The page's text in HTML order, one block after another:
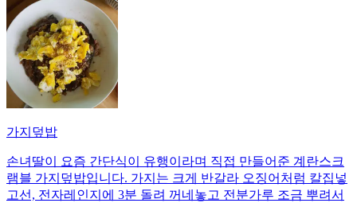
가지덮밥
손녀딸이 요즘 간단식이 유행이라며 직접 만들어준 계란스크
램블 가지덮밥입니다. 가지는 크게 반갈라 오징어처럼 칼집넣
고선, 전자레인지에 3분 돌려 꺼네놓고 전분가루 조금 뿌려서